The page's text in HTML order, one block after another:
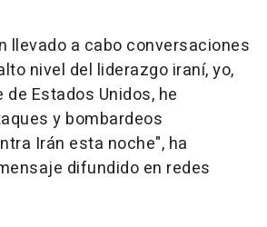
llevado a cabo conversaciones
nivel del liderazgo iraní, yo,
Estados Unidos, he
y bombardeos
Irán esta noche", ha
difundido en redes